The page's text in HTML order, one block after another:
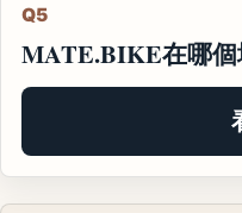
Q5
MATE.BIKE在哪個